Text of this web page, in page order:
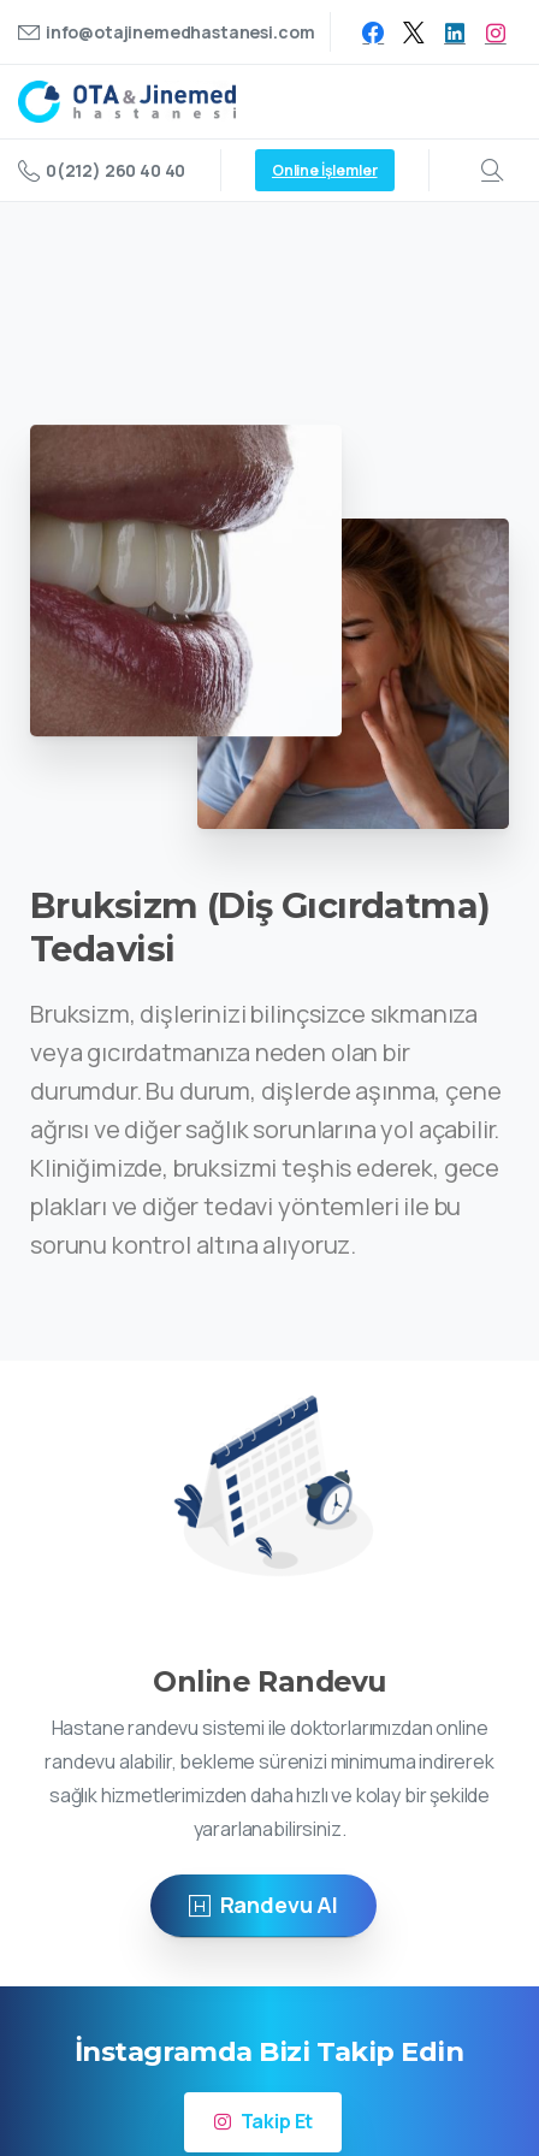
info@otajinemedhastanesi.com
0(212) 260 40 40 Online İşlemler
Bruksizm (Diş Gıcırdatma)
Tedavisi
Bruksizm, dişlerinizi bilinçsizce sıkmanıza
veya gıcırdatmanıza neden olan bir
durumdur. Bu durum, dişlerde aşınma, çene
ağrısı ve diğer sağlık sorunlarına yol açabilir.
Kliniğimizde, bruksizmi teşhis ederek, gece
plakları ve diğer tedavi yöntemleri ile bu
sorunu kontrol altına alıyoruz.
Online Randevu
Hastane randevu sistemi ile doktorlarımızdan online
randevu alabilir, bekleme sürenizi minimuma indirerek
sağlık hizmetlerimizden daha hızlı ve kolay bir şekilde
yararlanabilirsiniz.
Randevu Al
İnstagramda Bizi Takip Edin
Takip Et